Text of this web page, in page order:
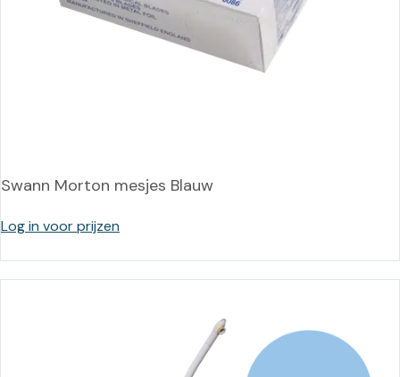
Swann Morton mesjes Blauw
Log in voor prijzen